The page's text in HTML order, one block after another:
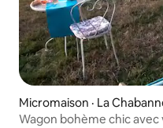
Micromaison · La
Wagon bohème chic